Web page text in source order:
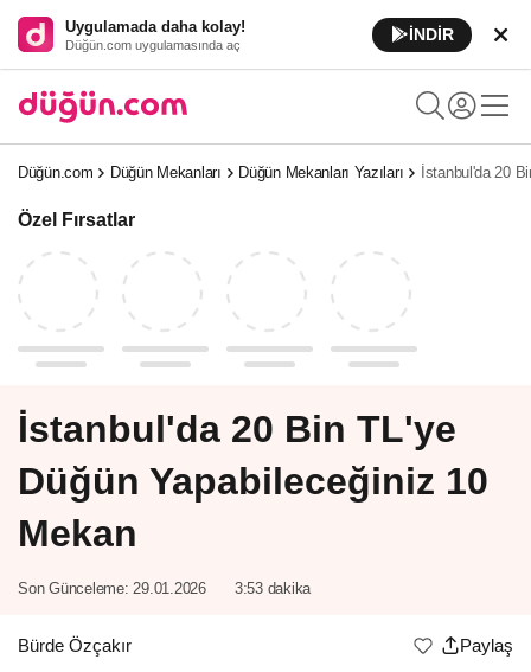
Uygulamada daha kolay!
Düğün.com uygulamasında aç
İNDİR
Düğün.com Düğün Mekanları Düğün Mekanları Yazıları İstanbul'da 20
Özel Fırsatlar
İstanbul'da 20 Bin TL'ye
Düğün Yapabileceğiniz 10
Mekan
Son Günceleme: 29.01.2026 3:53 dakika
Bürde Özçakır Paylaş